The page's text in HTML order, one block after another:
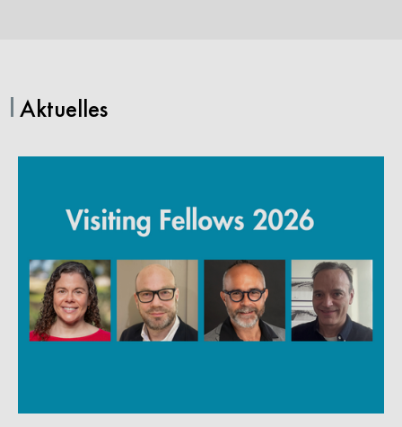
Aktuelles